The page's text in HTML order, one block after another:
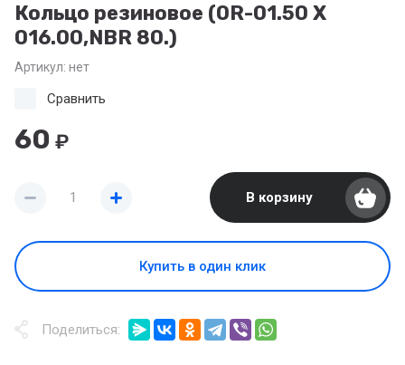
Кольцо резиновое (OR-01.50 X
016.00,NBR 80.)
Артикул: нет
60 ₽
Сравнить
В корзину
Купить в один клик
Поделиться: